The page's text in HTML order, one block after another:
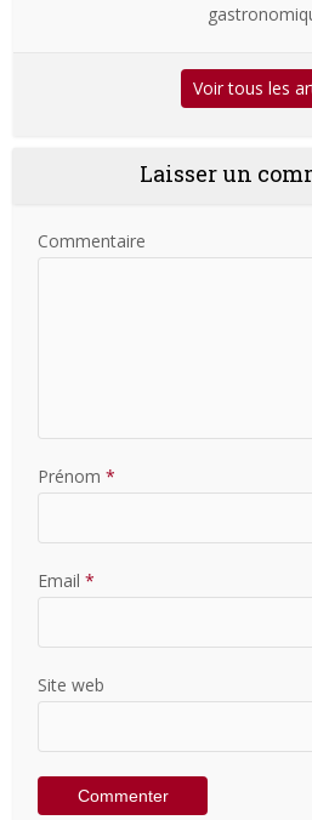
Voir tous les
Laisser un
Commentaire
Prénom *
Email *
Site web